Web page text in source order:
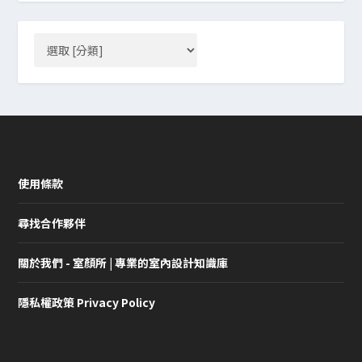
使用條款
尋找合作夥伴
關於我們 - 室顏所 | 專業的室內設計知識庫
隱私權政策 Privacy Policy